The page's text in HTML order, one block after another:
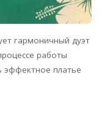
гармоничный дуэт
работы
эффектное платье